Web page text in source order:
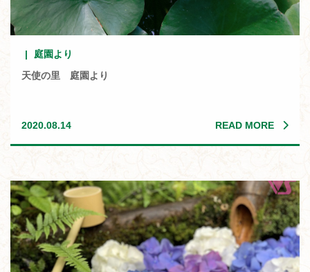
庭園より
天使の里 庭園より
2020.08.14 READ MORE